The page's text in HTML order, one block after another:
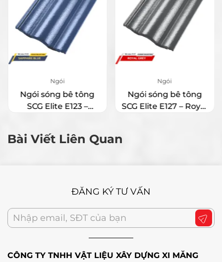
Ngói
Ngói sóng bê tông
SCG Elite E123 –
Ngói
Ngói sóng bê tông
SCG Elite E127 – Royal
Bài Viết Liên Quan
ĐĂNG KÝ TƯ VẤN
CÔNG TY TNHH VẬT LIỆU XÂY DỰNG XI MĂNG